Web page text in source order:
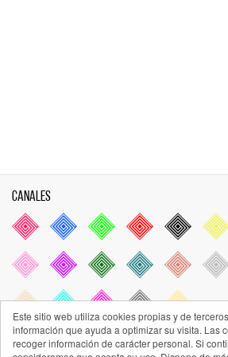
Este sitio web utiliza cookies propias y de
información que ayuda a optimizar su visita. Las
recoger información de carácter personal. Si
Canales